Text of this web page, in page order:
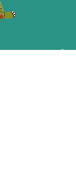
gente!